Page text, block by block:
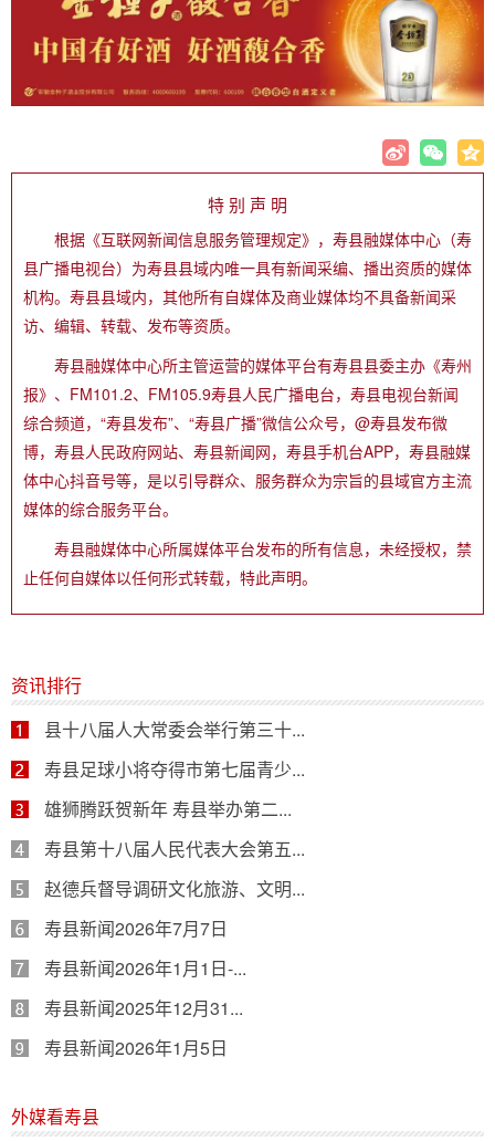
特 别 声 明
根据《互联网新闻信息服务管理规定》，寿县融媒体中心（寿
县广播电视台）为寿县县域内唯一具有新闻采编、播出资质的媒体
机构。寿县县域内，其他所有自媒体及商业媒体均不具备新闻采
访、编辑、转载、发布等资质。
寿县融媒体中心所主管运营的媒体平台有寿县县委主办《寿州
报》、FM101.2、FM105.9寿县人民广播电台，寿县电视台新闻
综合频道，“寿县发布”、“寿县广播”微信公众号，@寿县发布微
博，寿县人民政府网站、寿县新闻网，寿县手机台APP，寿县融媒
体中心抖音号等，是以引导群众、服务群众为宗旨的县域官方主流
媒体的综合服务平台。
寿县融媒体中心所属媒体平台发布的所有信息，未经授权，禁
止任何自媒体以任何形式转载，特此声明。
资讯排行
县十八届人大常委会举行第三十...
寿县足球小将夺得市第七届青少...
雄狮腾跃贺新年 寿县举办第二...
寿县第十八届人民代表大会第五...
赵德兵督导调研文化旅游、文明...
寿县新闻2026年7月7日
寿县新闻2026年1月1日-...
寿县新闻2025年12月31...
寿县新闻2026年1月5日
外媒看寿县